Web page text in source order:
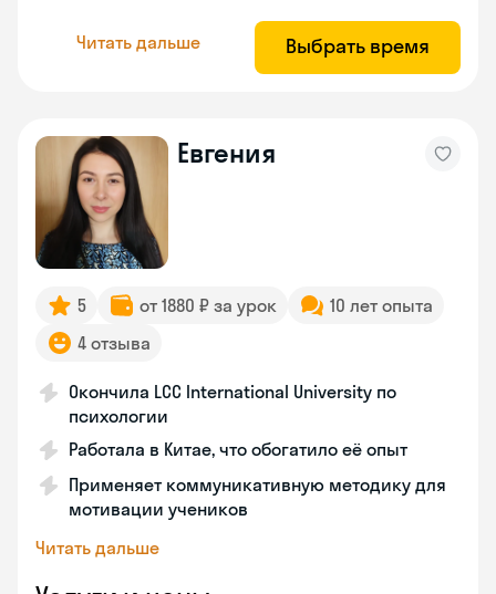
Читать дальше Выбрать время
Евгения
5 от 1880 ₽ за урок
10 лет опыта
4 отзыва
Окончила LCC International University по
психологии
Работала в Китае, что обогатило её опыт
Применяет коммуникативную методику для
мотивации учеников
Читать дальше